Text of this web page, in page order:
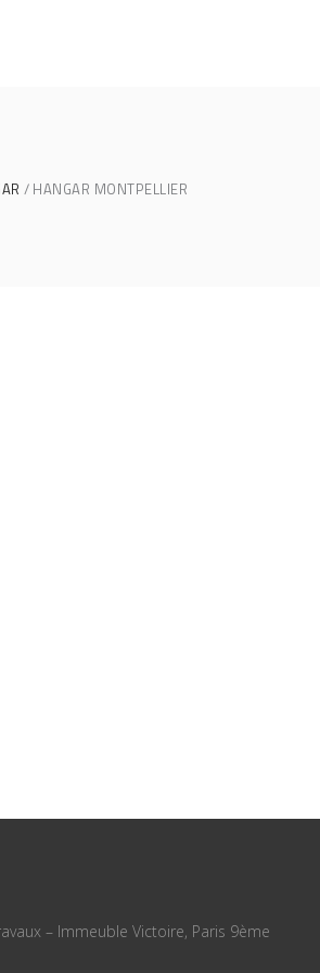
HANGAR MONTPELLIER
– Immeuble Victoire, Paris 9ème